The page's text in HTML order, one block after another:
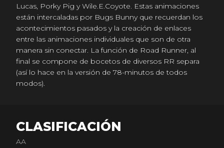
Lucas, Porky Pig y Wile.E.Coyote. Estas animaciones
están intercaladas por Bugs Bunny que recuerdan los
acontecimientos pasados ​​y la creación de enlaces
entre las animaciones individuales que son de otra
manera sin conectar. La función de Road Runner, al
final se compone de bocetos de diversos RR separa
(así lo hace en la versión de 78-minutos de todos
modos).
CLASIFICACIÓN
AA